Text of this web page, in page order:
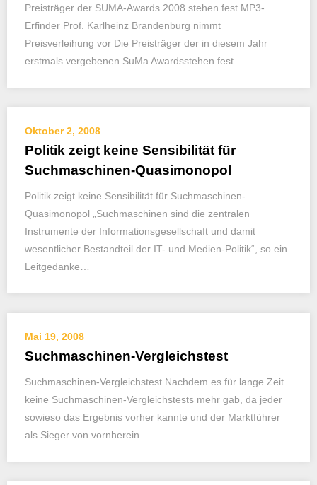
Preisträger der SUMA-Awards 2008 stehen fest MP3-
Erfinder Prof. Karlheinz Brandenburg nimmt
Preisverleihung vor Die Preisträger der in diesem Jahr
erstmals vergebenen SuMa Awardsstehen fest….
Oktober 2, 2008
Politik zeigt keine Sensibilität für
Suchmaschinen-Quasimonopol
Politik zeigt keine Sensibilität für Suchmaschinen-
Quasimonopol „Suchmaschinen sind die zentralen
Instrumente der Informationsgesellschaft und damit
wesentlicher Bestandteil der IT- und Medien-Politik“, so ein
Leitgedanke…
Mai 19, 2008
Suchmaschinen-Vergleichstest
Suchmaschinen-Vergleichstest Nachdem es für lange Zeit
keine Suchmaschinen-Vergleichstests mehr gab, da jeder
sowieso das Ergebnis vorher kannte und der Marktführer
als Sieger von vornherein…